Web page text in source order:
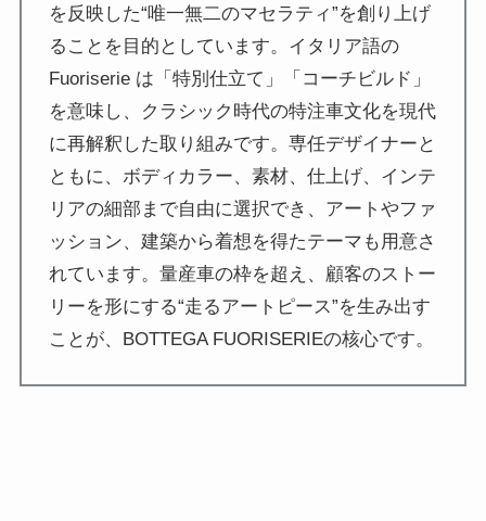
を反映した“唯一無二のマセラティ”を創り上げ
ることを目的としています。イタリア語の
Fuoriserie は「特別仕立て」「コーチビルド」
を意味し、クラシック時代の特注車文化を現代
に再解釈した取り組みです。専任デザイナーと
ともに、ボディカラー、素材、仕上げ、インテ
リアの細部まで自由に選択でき、アートやファ
ッション、建築から着想を得たテーマも用意さ
れています。量産車の枠を超え、顧客のストー
リーを形にする“走るアートピース”を生み出す
ことが、BOTTEGA FUORISERIEの核心です。